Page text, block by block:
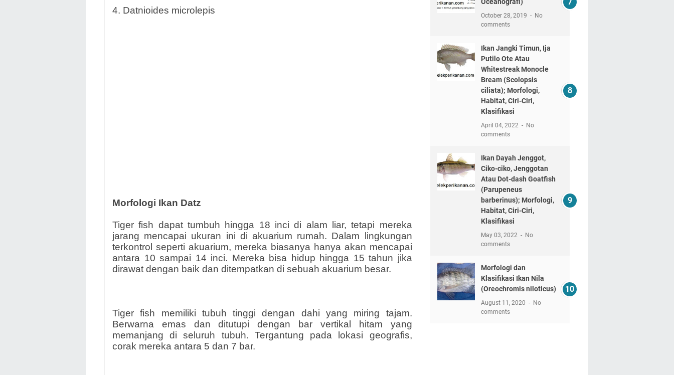
4. Datnioides microlepis
Morfologi Ikan Datz
Tiger fish dapat tumbuh hingga 18 inci di alam liar, tetapi mereka
jarang mencapai ukuran ini di akuarium rumah. Dalam lingkungan
terkontrol seperti akuarium, mereka biasanya hanya akan mencapai
antara 10 sampai 14 inci. Mereka bisa hidup hingga 15 tahun jika
dirawat dengan baik dan ditempatkan di sebuah akuarium besar.
Tiger fish memiliki tubuh tinggi dengan dahi yang miring tajam.
Berwarna emas dan ditutupi dengan bar vertikal hitam yang
memanjang di seluruh tubuh. Tergantung pada lokasi geografis,
corak mereka antara 5 dan 7 bar.
October 28, 2019
No
comments
Ikan Jangki Timun, Ija
Putilo Ote Atau
Whitestreak Monocle
Bream (Scolopsis
ciliata); Morfologi,
Habitat, Ciri-Ciri,
Klasifikasi
April 04, 2022
No
comments
Ikan Dayah Jenggot,
Ciko-ciko, Jenggotan
Atau Dot-dash Goatfish
(Parupeneus
barberinus); Morfologi,
Habitat, Ciri-Ciri,
Klasifikasi
May 03, 2022
No
comments
Morfologi dan
Klasifikasi Ikan Nila
(Oreochromis niloticus)
August 11, 2020
No
comments